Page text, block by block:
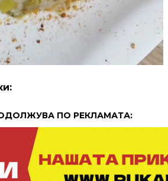
ПО РЕКЛАМАТА: